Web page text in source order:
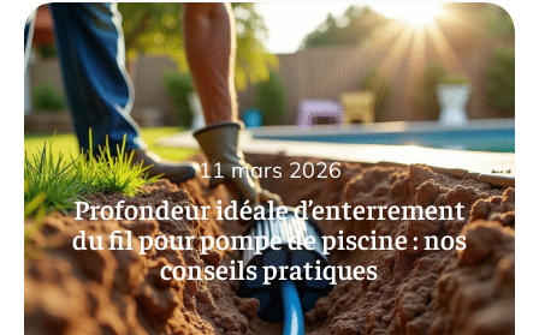
Profondeur idéale d’enterrement
du fil pour pompe de piscine : nos
conseils pratiques
11 mars 2026